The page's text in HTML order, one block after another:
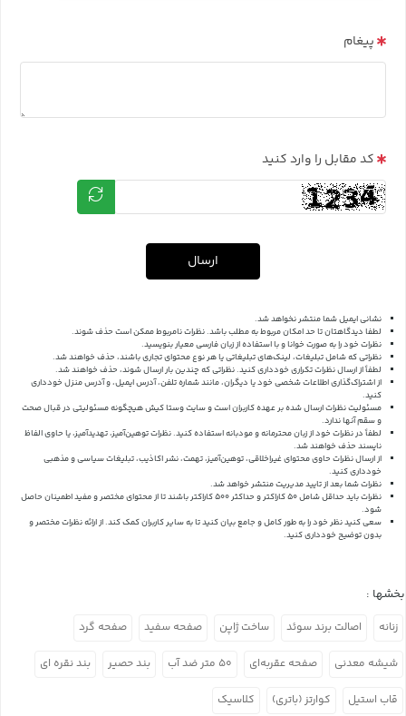
پیغام
کد مقابل را وارد کنید
ارسال
نشانی ایمیل شما منتشر نخواهد شد.
لطفا دیدگاهتان تا حد امکان مربوط به مطلب باشد. نظرات نامربوط ممکن است حذف شوند.
نظرات خود را به صورت خوانا و با استفاده از زبان فارسی معیار بنویسید.
نظراتی که شامل تبلیغات، لینک‌های تبلیغاتی یا هر نوع محتوای تجاری باشند، حذف خواهند شد.
لطفاً از ارسال نظرات تکراری خودداری کنید. نظراتی که چندین بار ارسال شوند، حذف خواهند شد.
از اشتراک‌گذاری اطلاعات شخصی خود یا دیگران، مانند شماره تلفن، آدرس ایمیل، و آدرس منزل خودداری
کنید.
مسئولیت نظرات ارسال شده بر عهده کاربران است و سایت وستا کیش هیچگونه مسئولیتی در قبال صحت
و سقم آنها ندارد.
لطفاً در نظرات خود از زبان محترمانه و مودبانه استفاده کنید. نظرات توهین‌آمیز، تهدیدآمیز، یا حاوی الفاظ
ناپسند حذف خواهند شد.
از ارسال نظرات حاوی محتوای غیراخلاقی، توهین‌آمیز، تهمت، نشر اکاذیب، تبلیغات سیاسی و مذهبی
خودداری کنید.
نظرات شما بعد از تایید مدیریت منتشر خواهد شد.
نظرات باید حداقل شامل 50 کاراکتر و حداکثر 500 کاراکتر باشند تا از محتوای مختصر و مفید اطمینان حاصل
شود.
سعی کنید نظر خود را به طور کامل و جامع بیان کنید تا به سایر کاربران کمک کند.از ارائه نظرات مختصر و
بدون توضیح خودداری کنید.
بخشها :
زنانه اصالت برند سوئد ساخت ژاپن صفحه سفید صفحه گرد
شیشه معدنی صفحه عقربه‌ای ۵۰ متر ضد آب بند حصیر بند نقره ای
قاب استیل کوارتز (باتری) کلاسیک